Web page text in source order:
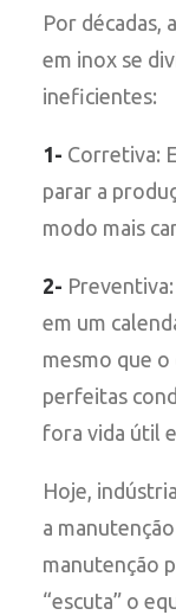
Por décadas,
em inox se
ineficientes:
1- Corretiva:
parar a
modo mais
2-
em um
mesmo que
perfeitas
fora vida útil
Hoje,
a
manutenção
“escuta” o